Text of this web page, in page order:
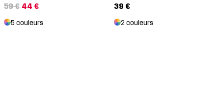
59 € 44 €
5 couleurs
39 €
2 couleurs